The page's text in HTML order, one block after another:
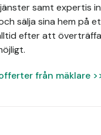
samt expertis
sälja sina hem på
efter att
från mäklare